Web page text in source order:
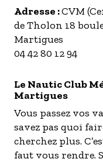
Adresse :CVM
de Tholon 18
Martigues
04 42 80 12 94
Le Nautic Club
Martigues
Vous passez vos
savez pas quoi
cherchez plus.
faut vous rendre.